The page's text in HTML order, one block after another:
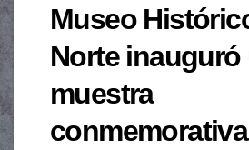
Museo
Norte inauguró
muestra
conmemorativa